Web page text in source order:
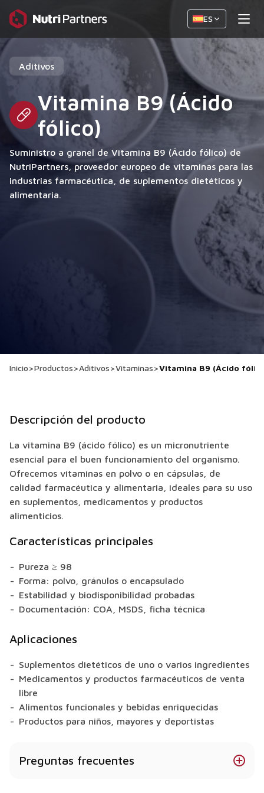
ES
Aditivos
Vitamina B9 (Ácido
fólico)
Suministro a granel de Vitamina B9 (Ácido fólico) de
NutriPartners, proveedor europeo de vitaminas para las
industrias farmacéutica, de suplementos dietéticos y
alimentaria.
Inicio>Productos>Aditivos>Vitaminas>Vitamina B9 (Ácido
Descripción del producto
La vitamina B9 (ácido fólico) es un micronutriente
esencial para el buen funcionamiento del organismo.
Ofrecemos vitaminas en polvo o en cápsulas, de
calidad farmacéutica y alimentaria, ideales para su uso
en suplementos, medicamentos y productos
alimenticios.
Características principales
Pureza ≥ 98
Forma: polvo, gránulos o encapsulado
Estabilidad y biodisponibilidad probadas
Documentación: COA, MSDS, ficha técnica
Aplicaciones
Suplementos dietéticos de uno o varios ingredientes
Medicamentos y productos farmacéuticos de venta
libre
Alimentos funcionales y bebidas enriquecidas
Productos para niños, mayores y deportistas
Preguntas frecuentes